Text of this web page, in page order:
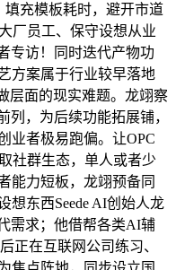
充模板耗时，避开市道
厂员工、保守设想从业
专访！同时迭代产物功
方案属于行业较早落地
层面的现实难题。龙翊察
，为后续功能拓展铺，
业者极易跑偏。让OPC
社群生态，单人或者少
能力短板，龙翊预备同
东西Seede AI创始人龙
需求；他借帮各类AI辅
正在互联网公司练习、